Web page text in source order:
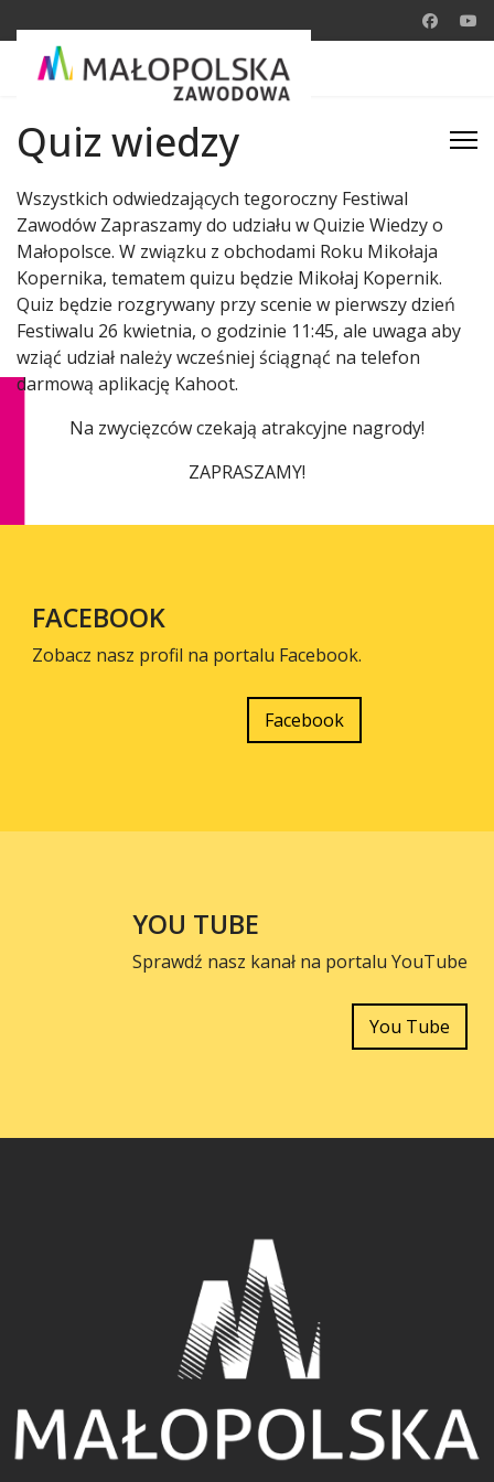
Quiz wiedzy
Wszystkich odwiedzających tegoroczny Festiwal
Zawodów Zapraszamy do udziału w Quizie Wiedzy o
Małopolsce. W związku z obchodami Roku Mikołaja
Kopernika, tematem quizu będzie Mikołaj Kopernik.
Quiz będzie rozgrywany przy scenie w pierwszy dzień
Festiwalu 26 kwietnia, o godzinie 11:45, ale uwaga aby
wziąć udział należy wcześniej ściągnąć na telefon
darmową aplikację Kahoot.
Na zwycięzców czekają atrakcyjne nagrody!
ZAPRASZAMY!
FACEBOOK
Zobacz nasz profil na portalu Facebook.
Facebook
YOU TUBE
Sprawdź nasz kanał na portalu YouTube
You Tube